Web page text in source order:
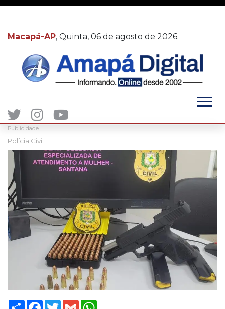
Macapá-AP, Quinta, 06 de agosto de 2026.
Publicidade
Polícia Civil
ShareFacebook
TwitterGmail